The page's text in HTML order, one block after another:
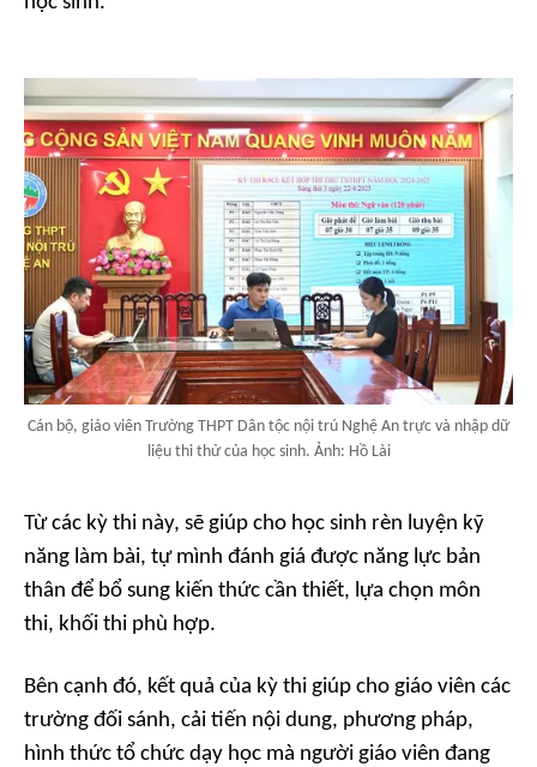
Cán bộ, giáo viên Trường THPT Dân tộc nội trú Nghệ An trực và nhập dữ
liệu thi thử của học sinh. Ảnh: Hồ Lài
Từ các kỳ thi này, sẽ giúp cho học sinh rèn luyện kỹ
năng làm bài, tự mình đánh giá được năng lực bản
thân để bổ sung kiến thức cần thiết, lựa chọn môn
thi, khối thi phù hợp.
Bên cạnh đó, kết quả của kỳ thi giúp cho giáo viên các
trường đối sánh, cải tiến nội dung, phương pháp,
hình thức tổ chức dạy học mà người giáo viên đang